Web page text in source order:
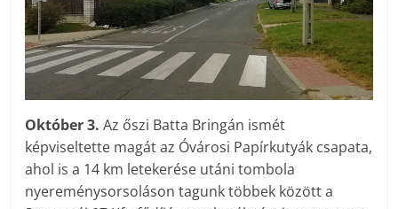
Október 3.Az őszi Batta Bringán ismét
képviseltette magát az Óvárosi Papírkutyák csapata,
ahol is a 14 km letekerése utáni tombola
nyereménysorsoláson tagunk többek között a